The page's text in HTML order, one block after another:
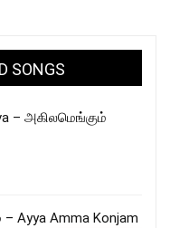
SONGS
– அகிலமெங்கும்
Amma Konjam